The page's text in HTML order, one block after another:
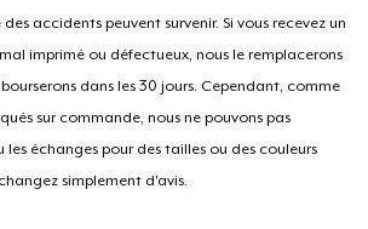
accidents peuvent survenir. Si vous recevez un
imprimé ou défectueux, nous le remplacerons
dans les 30 jours. Cependant, comme
sur commande, nous ne pouvons pas
les échanges pour des tailles ou des couleurs
simplement d'avis.